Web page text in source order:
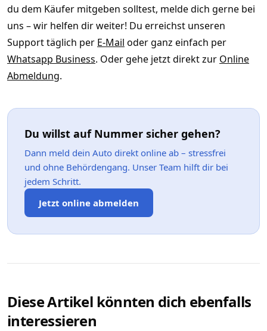
du dem Käufer mitgeben solltest, melde dich gerne bei
uns – wir helfen dir weiter! Du erreichst unseren
Support täglich per E-Mail oder ganz einfach per
Whatsapp Business. Oder gehe jetzt direkt zur Online
Abmeldung.
Du willst auf Nummer sicher gehen?
Dann meld dein Auto direkt online ab – stressfrei
und ohne Behördengang. Unser Team hilft dir bei
jedem Schritt.
Jetzt online abmelden
Diese Artikel könnten dich ebenfalls
interessieren